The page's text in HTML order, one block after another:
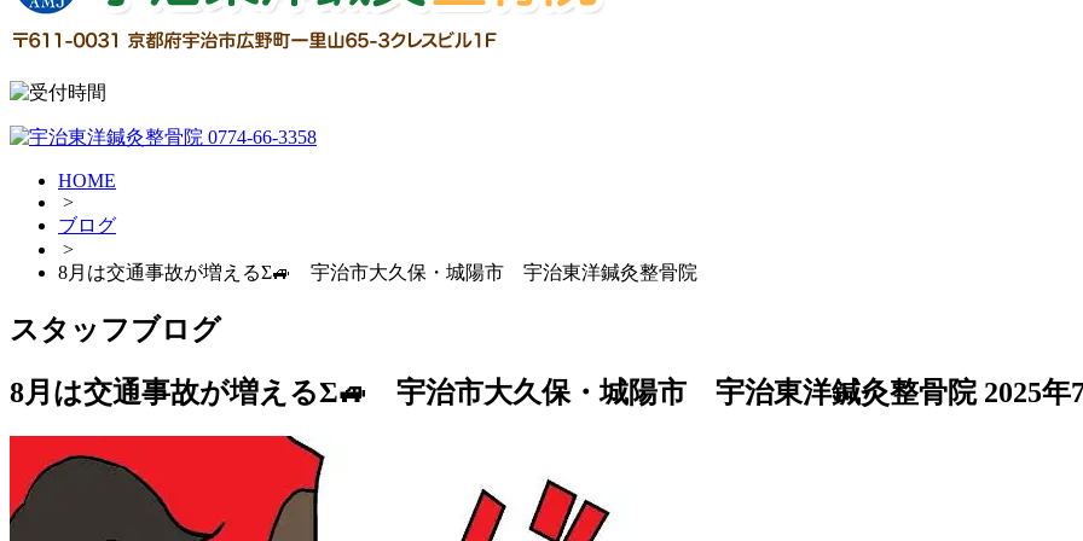
HOME
>
ブログ
>
8月は交通事故が増えるΣ🚙 宇治市大久保・城陽市 宇治東洋鍼灸整骨院
スタッフブログ
8月は交通事故が増えるΣ🚙 宇治市大久保・城陽市 宇治東洋鍼灸整骨院 2025年